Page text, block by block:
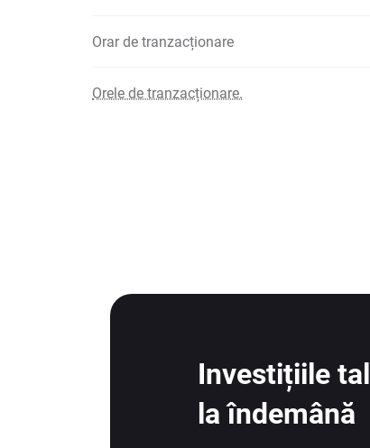
Orar de tranzacționare
Orele de tranzacționare.
Investițiile
la îndemână